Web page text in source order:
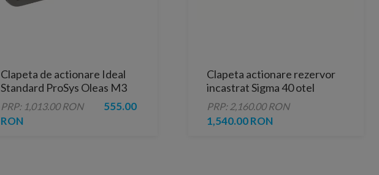
Clapeta de actionare Ideal
Standard ProSys Oleas M3
gri mat
PRP: 1,013.00 RON
555.00
RON
Clapeta actionare rezervor
incastrat Sigma 40 otel
inoxidabil
PRP: 2,160.00 RON
1,540.00 RON